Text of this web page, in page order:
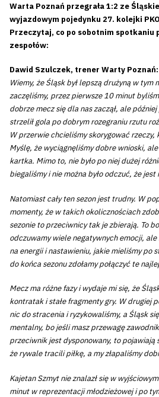
Warta Poznań przegrała 1:2 ze
wyjazdowym pojedynku 27. kolejki
Przeczytaj, co po sobotnim spotkaniu
zespołów:
Dawid Szulczek, trener Warty Poznań:
Wiemy, że Śląsk był lepszą drużyną w tym
zaczęliśmy, przez pierwsze 10 minut
dobrze mecz się dla nas zaczął, ale
strzelił gola po dobrym rozegraniu rzutu
W przerwie chcieliśmy skorygować rzeczy,
Myślę, że wyciągnęliśmy dobre wnioski,
kartka. Mimo to, nie było po niej dużej
biegaliśmy i nie można było odczuć, że jest
Natomiast cały ten sezon jest trudny. W
momenty, że w takich okolicznościach
sezonie to przeciwnicy tak je zbierają. To
odczuwamy wiele negatywnych emocji,
na energii i nastawieniu, jakie mieliśmy po
do końca sezonu zdołamy połączyć te
Mecz ma różne fazy i wydaje mi się, że
kontratak i stałe fragmenty gry. W drugiej
nic do stracenia i ryzykowaliśmy, a Śląsk
mentalny, bo jeśli masz przewagę
przeciwnik jest dysponowany, to pojawiają
że rywale tracili piłkę, a my złapaliśmy
Kajetan Szmyt nie znalazł się w
minut w reprezentacji młodzieżowej i po